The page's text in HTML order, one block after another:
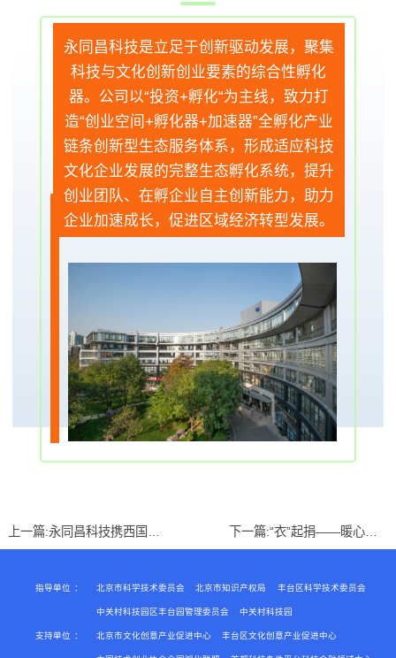
永同昌科技是立足于创新驱动发展，聚集
科技与文化创新创业要素的综合性孵化
器。公司以“投资+孵化“为主线，致力打
造“创业空间+孵化器+加速器”全孵化产业
链条创新型生态服务体系，形成适应科技
文化企业发展的完整生态孵化系统，提升
创业团队、在孵企业自主创新能力，助力
企业加速成长，促进区域经济转型发展。
上一篇: 下一篇: “衣”起捐——暖心初秋，相约优橙
指导单位 ： 北京市科学技术委员会 北京市知识产权局 丰台区科学技术委员会
中关村科技园区丰台园管理委员会 中关村科技园
支持单位 ： 北京市文化创意产业促进中心 丰台区文化创意产业促进中心